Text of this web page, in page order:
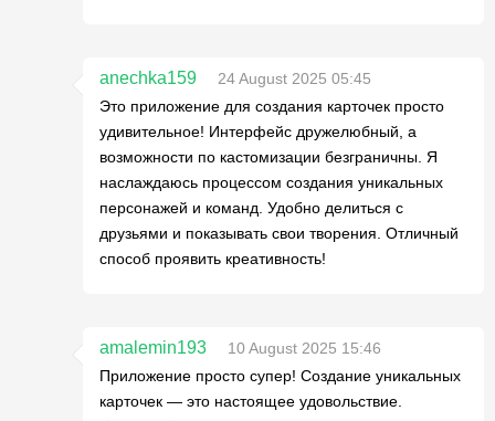
anechka159
24 August 2025 05:45
Это приложение для создания карточек просто
удивительное! Интерфейс дружелюбный, а
возможности по кастомизации безграничны. Я
наслаждаюсь процессом создания уникальных
персонажей и команд. Удобно делиться с
друзьями и показывать свои творения. Отличный
способ проявить креативность!
amalemin193
10 August 2025 15:46
Приложение просто супер! Создание уникальных
карточек — это настоящее удовольствие.